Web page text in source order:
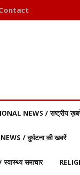
NEWS / राष्ट्रीय
/ दुर्घटना की खबरें
समाचार